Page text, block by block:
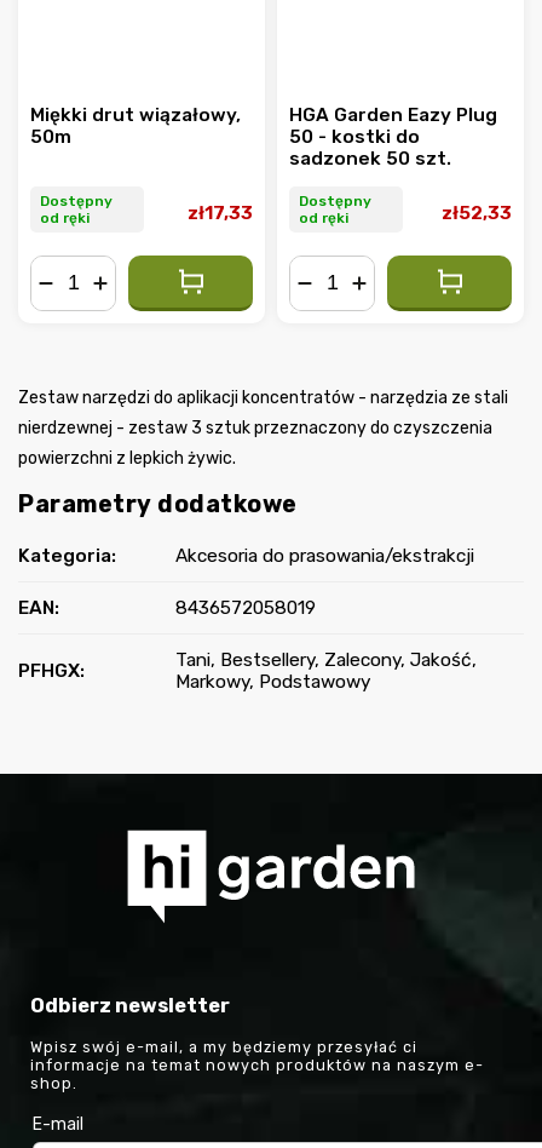
Miękki drut wiązałowy,
50m
Dostępny
od ręki
zł17,33
HGA Garden Eazy Plug
50 - kostki do
sadzonek 50 szt.
Dostępny
od ręki
zł52,33
Zestaw narzędzi do aplikacji koncentratów - narzędzia ze stali
nierdzewnej - zestaw 3 sztuk przeznaczony do czyszczenia
powierzchni z lepkich żywic.
Parametry dodatkowe
Kategoria: Akcesoria do prasowania/ekstrakcji
EAN: 8436572058019
PFHGX:
Tani, Bestsellery, Zalecony, Jakość,
Markowy, Podstawowy
Odbierz newsletter
Wpisz swój e-mail, a my będziemy przesyłać ci
informacje na temat nowych produktów na naszym e-
shop.
E-mail